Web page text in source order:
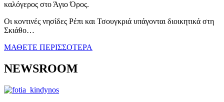
καλόγερος στο Άγιο Όρος.
Οι κοντινές νησίδες Ρέπι και Τσουγκριά υπάγονται διοικητικά στη
Σκιάθο…
ΜΑΘΕΤΕ ΠΕΡΙΣΣΟΤΕΡΑ
NEWSROOM